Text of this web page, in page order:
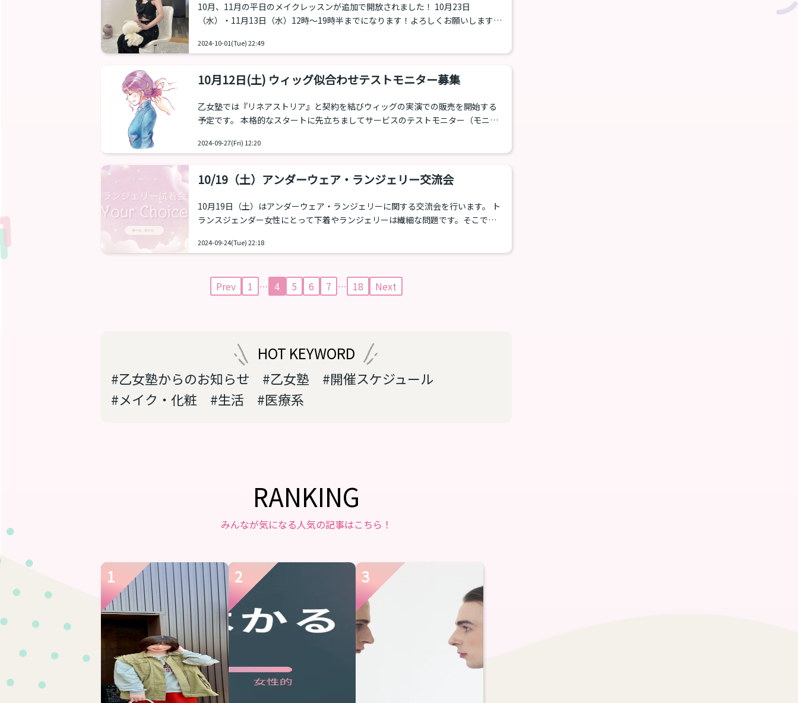
10月、11月の平日のメイクレッスンが追加で開放されました！ 10月23日
（水）・11月13日（水）12時～19時半までになります！よろしくお願いします。
日は対応していきたいと思います。何曜日がいい！とか深夜もやって！とか色々
望も合わせて募集中です。平日のメイクレッスンもよろしくお願いします。...
2024-10-01(Tue) 22:49
10月12日(土) ウィッグ似合わせテストモニター募集
乙女塾では『リネアストリア』と契約を結びウィッグの実演での販売を開始する
予定です。 本格的なスタートに先立ちましてサービスのテストモニター（モニタ
ネアストリアのウィッグを購入したい方 日付：2024年10月12日（土）12時、13
新宿御苑903 内容：内容は以下のように考えています。全て実施しない場合でも
ご応募...
2024-09-27(Fri) 12:20
10/19（土）アンダーウェア・ランジェリー交流会
10月19日（土）はアンダーウェア・ランジェリーに関する交流会を行います。 ト
ランスジェンダー女性にとって下着やランジェリーは繊細な問題です。そこで
することになりました。 アンダーウェア・ランジェリー交流会概要 日時：10月19
2024-09-24(Tue) 22:18
Prev 1 … 4 5 6 7 … 18 Next
HOT KEYWORD
#乙女塾からのお知らせ #乙女塾
#開催スケジュール
#メイク・化粧
#生活 #医療系
RANKING
みんなが気になる人気の記事はこちら！
1 2 3